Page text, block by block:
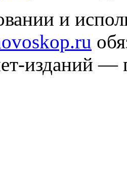
и
изданий —